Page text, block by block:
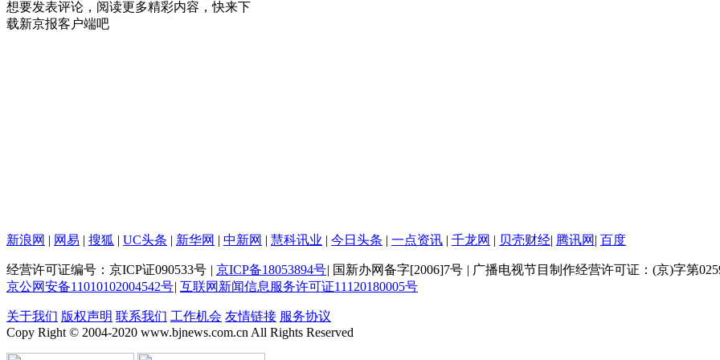
想要发表评论，阅读更多精彩内容，快来下
载新京报客户端吧
新浪网 | 网易 | 搜狐 | UC头条 | 新华网 | 中新网 | 慧科讯业 | 今日头条 | 一点资讯 | 千龙网 | 贝壳财经| 腾讯网 | 百度
经营许可证编号：京ICP证090533号 | 京ICP备18053894号| 国新办网备字[2006]7号 | 广播电视节目制作经营许可证：(京)字第
京公网安备11010102004542号| 互联网新闻信息服务许可证11120180005号
关于我们 版权声明 联系我们 工作机会 友情链接 服务协议
Copy Right © 2004-2020 www.bjnews.com.cn All Rights Reserved